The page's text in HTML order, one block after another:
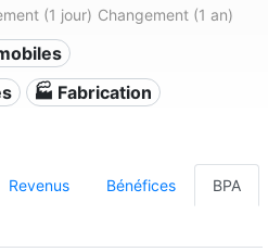
(1 jour) Changement (1 an)
🏭 Fabrication
Revenus Bénéfices BPA